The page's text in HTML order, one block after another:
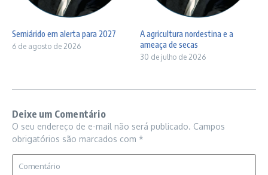
Semiárido em alerta para 2027
6 de agosto de 2026
A agricultura nordestina e a
ameaça de secas
30 de julho de 2026
Deixe um Comentário
O seu endereço de e-mail não será publicado. Campos
obrigatórios são marcados com *